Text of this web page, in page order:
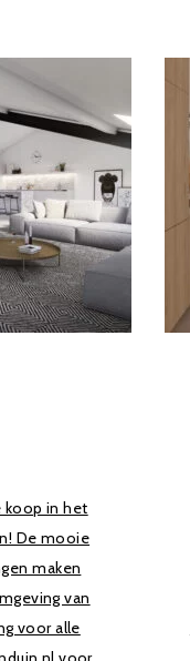
koop in het
De mooie
maken
van
voor alle